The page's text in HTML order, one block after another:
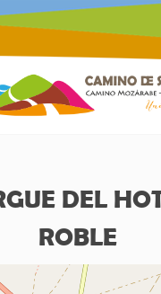
DEL
ROBLE